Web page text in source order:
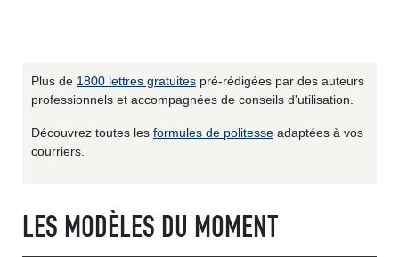
Plus de 1800 lettres gratuites pré-rédigées par des auteurs
professionnels et accompagnées de conseils d'utilisation.
Découvrez toutes les formules de politesse adaptées à vos
courriers.
LES MODÈLES DU MOMENT